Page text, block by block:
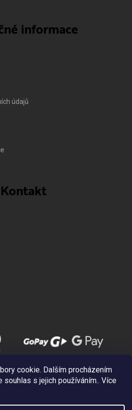
cookie. Dalším procházením
souhlas s jejich používáním.. Více
informace
údajů
Kontakt